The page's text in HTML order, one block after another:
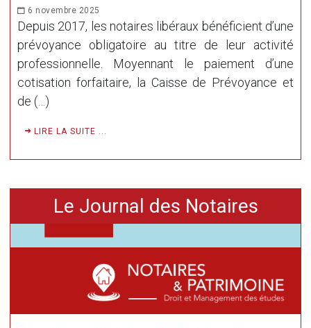
6 novembre 2025
Depuis 2017, les notaires libéraux bénéficient d’une
prévoyance obligatoire au titre de leur activité
professionnelle. Moyennant le paiement d’une
cotisation forfaitaire, la Caisse de Prévoyance et
de (…)
LIRE LA SUITE ...
Le Journal des Notaires